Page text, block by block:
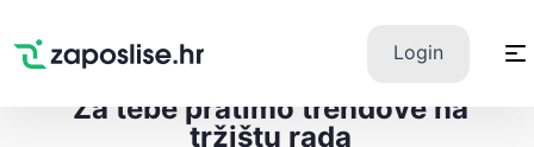
Login
Za tebe pratimo trendove na
tržištu rada
×
Swipe Match Chat
Google Play
PREUZMI